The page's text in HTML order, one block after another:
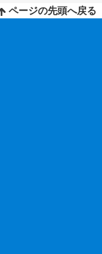
ページの先頭へ戻る